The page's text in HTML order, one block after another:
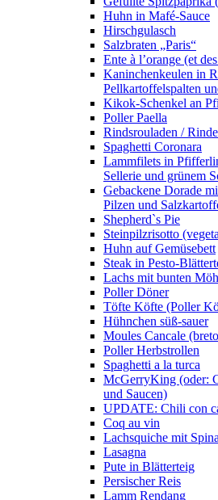
Huhn in Mafé-Sauce
Hirschgulasch
Salzbraten „Paris“
Ente à l’orange (et
Kaninchenkeulen in
Pellkartoffelspalten
Kikok-Schenkel an
Poller Paella
Rindsrouladen /
Spaghetti Coronara
Lammfilets in
Sellerie und grünem
Gebackene Dorade
Pilzen und
Shepherd`s Pie
Steinpilzrisotto
Huhn auf Gemüsebett
Steak in Pesto-
Lachs mit bunten
Poller Döner
Töfte Köfte (Poller
Hühnchen süß-sauer
Moules Cancale
Poller Herbstrollen
Spaghetti a la turca
McGerryKing (oder:
und Saucen)
UPDATE: Chili con
Coq au vin
Lachsquiche mit
Lasagna
Pute in Blätterteig
Persischer Reis
Lamm Rendang